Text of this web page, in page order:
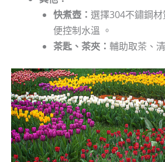
快煮壺： 選擇304不鏽鋼
便控制水溫 。
茶匙、茶夾： 輔助取茶、